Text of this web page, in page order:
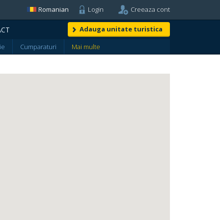
Login Creeaza cont
Romanian
Adauga unitate turistica
Cumparaturi Mai multe